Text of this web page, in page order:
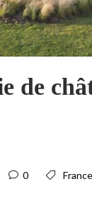
de
0 France